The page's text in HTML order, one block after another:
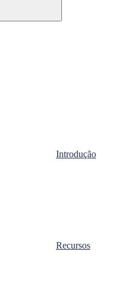
Introdução
Recursos